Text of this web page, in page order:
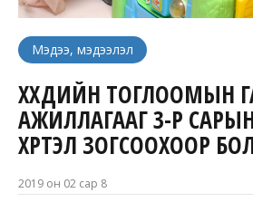
Мэдээ, мэдээлэл
ХҮҮХДИЙН ТОГЛООМЫН
АЖИЛЛАГААГ 3-Р
ХҮРТЭЛ ЗОГСООХООР
2019 он 02 сар 8